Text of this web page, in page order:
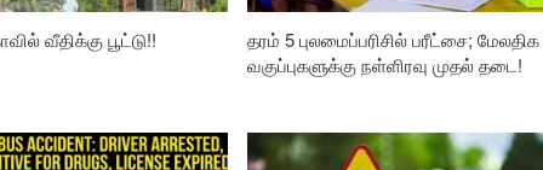
வீதிக்கு பூட்டு!!
தரம் 5 புலமைப்பரிசில் பரீட்சை; மேலதிக
வகுப்புகளுக்கு நள்ளிரவு முதல் தடை!